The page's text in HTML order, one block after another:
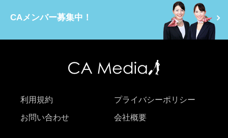
CAメンバー募集中！
利用規約 プライバシーポリシー
お問い合わせ 会社概要